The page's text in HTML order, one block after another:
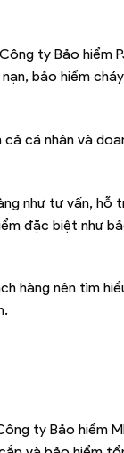
ty Bảo hiểm
bảo hiểm
cá nhân và
như tư vấn,
đặc biệt như
hàng nên tìm
ty Bảo hiểm